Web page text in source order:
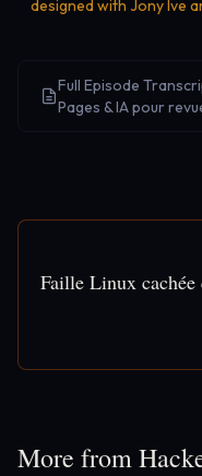
designed with Jony Ive
Full Episode
Pages & IA pour
Faille Linux
More from